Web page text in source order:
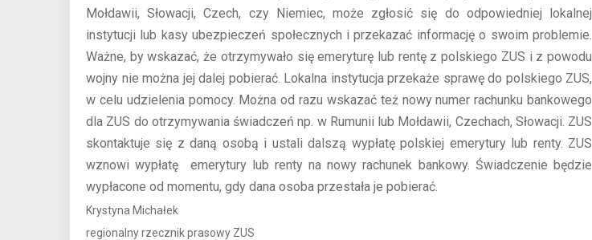
Mołdawii, Słowacji, Czech, czy Niemiec, może zgłosić się do odpowiedniej lokalnej
instytucji lub kasy ubezpieczeń społecznych i przekazać informację o swoim problemie.
Ważne, by wskazać, że otrzymywało się emeryturę lub rentę z polskiego ZUS i z powodu
wojny nie można jej dalej pobierać. Lokalna instytucja przekaże sprawę do polskiego ZUS,
w celu udzielenia pomocy. Można od razu wskazać też nowy numer rachunku bankowego
dla ZUS do otrzymywania świadczeń np. w Rumunii lub Mołdawii, Czechach, Słowacji. ZUS
skontaktuje się z daną osobą i ustali dalszą wypłatę polskiej emerytury lub renty. ZUS
wznowi wypłatę emerytury lub renty na nowy rachunek bankowy. Świadczenie będzie
wypłacone od momentu, gdy dana osoba przestała je pobierać.
Krystyna Michałek
regionalny rzecznik prasowy ZUS